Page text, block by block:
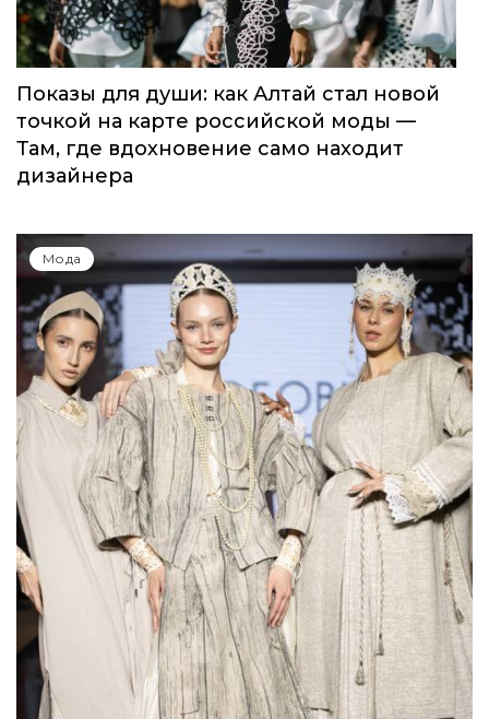
Показы для души: как Алтай стал новой
точкой на карте российской моды —
Там, где вдохновение само находит
дизайнера
Мода